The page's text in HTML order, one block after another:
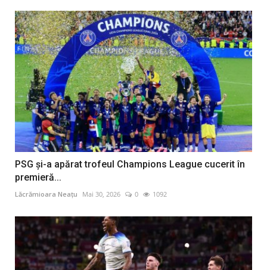
PSG și-a apărat trofeul Champions League cucerit în
premieră...
Lăcrămioara Neațu Mai 30, 2026 0 1092